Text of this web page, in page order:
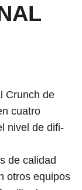
Crunch de
cuatro
nivel de difi-
de calidad
otros equipos